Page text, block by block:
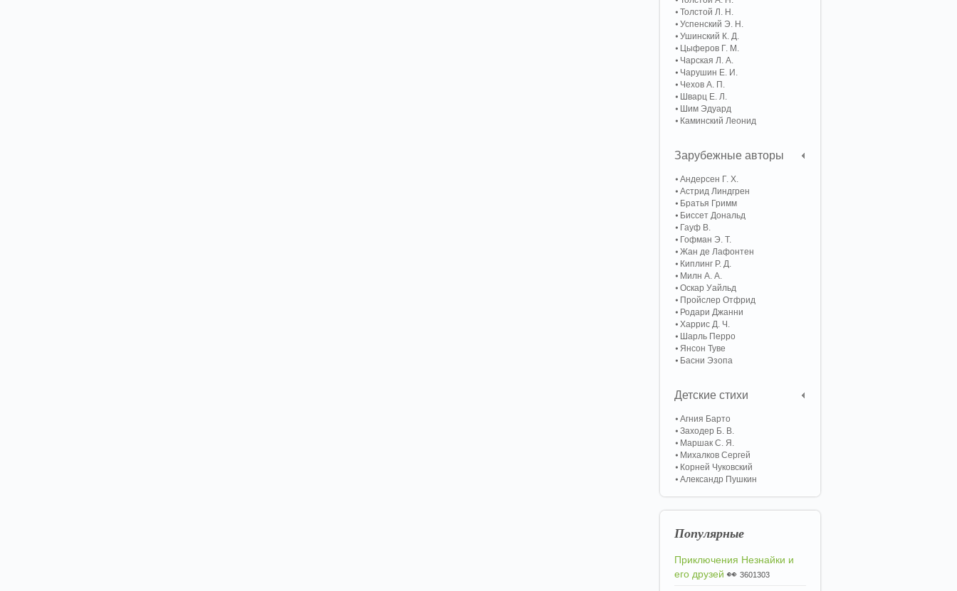
Толстой Л. Н.
Успенский Э. Н.
Ушинский К. Д.
Цыферов Г. М.
Чарская Л. А.
Чарушин Е. И.
Чехов А. П.
Шварц Е. Л.
Шим Эдуард
Каминский Леонид
Зарубежные авторы
Андерсен Г. Х.
Астрид Линдгрен
Братья Гримм
Биссет Дональд
Гауф В.
Гофман Э. Т.
Жан де Лафонтен
Киплинг Р. Д.
Милн А. А.
Оскар Уайльд
Пройслер Отфрид
Родари Джанни
Харрис Д. Ч.
Шарль Перро
Янсон Туве
Басни Эзопа
Детские стихи
Агния Барто
Заходер Б. В.
Маршак С. Я.
Михалков Сергей
Корней Чуковский
Александр Пушкин
Популярные
Приключения Незнайки и
его друзей 👀 3601303